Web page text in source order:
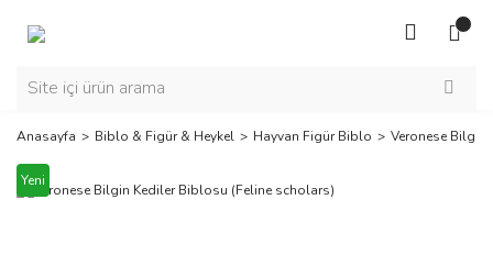
Anasayfa Biblo & Figür & Heykel Hayvan Figür Biblo Veronese Bilgin
Yeni